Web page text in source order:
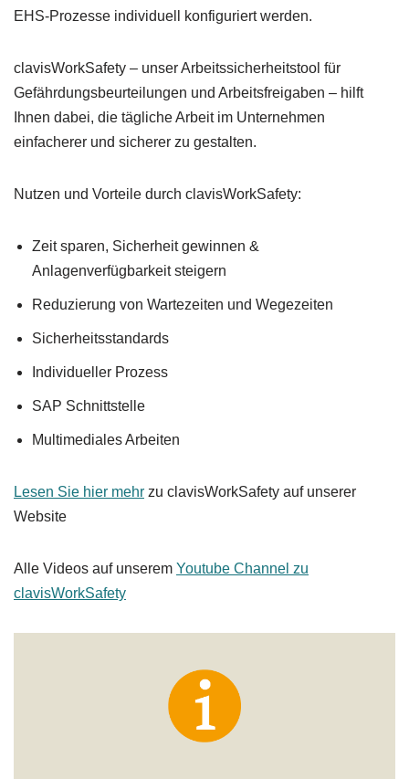
EHS-Prozesse individuell konfiguriert werden.
clavisWorkSafety – unser Arbeitssicherheitstool für
Gefährdungsbeurteilungen und Arbeitsfreigaben – hilft
Ihnen dabei, die tägliche Arbeit im Unternehmen
einfacherer und sicherer zu gestalten.
Nutzen und Vorteile durch clavisWorkSafety:
Zeit sparen, Sicherheit gewinnen &
Anlagenverfügbarkeit steigern
Reduzierung von Wartezeiten und Wegezeiten
Sicherheitsstandards
Individueller Prozess
SAP Schnittstelle
Multimediales Arbeiten
Lesen Sie hier mehr zu clavisWorkSafety auf unserer
Website
Alle Videos auf unserem Youtube Channel zu
clavisWorkSafety